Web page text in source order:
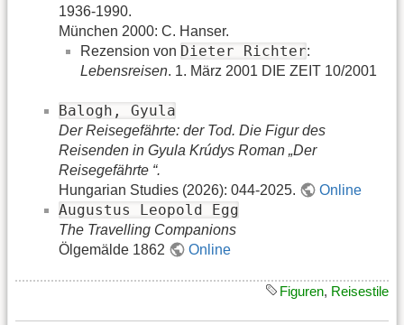
1936-1990.
München 2000: C. Hanser.
Rezension von Dieter Richter:
Lebensreisen. 1. März 2001 DIE ZEIT 10/2001
Balogh, Gyula
Der Reisegefährte: der Tod. Die Figur des
Reisenden in Gyula Krúdys Roman „Der
Reisegefährte “.
Hungarian Studies (2026): 044-2025.
Online
Augustus Leopold Egg
The Travelling Companions
Ölgemälde 1862
Online
Figuren, Reisestile